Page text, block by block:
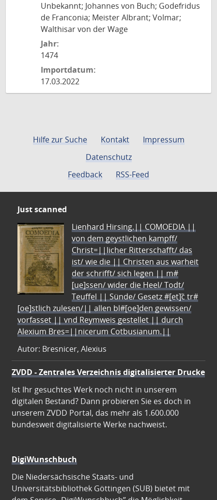
Unbekannt; Johannes von Buch; Godefridus
de Franconia; Meister Albrant; Volmar;
Walthisar von der Wage
Jahr:
1474
Importdatum:
17.03.2022
Hilfe zur Suche Kontakt
Impressum
Datenschutz
Feedback
RSS-Feed
Just scanned
Lienhard Hirsing.|| COMOEDIA ||
von dem geystlichen kampff/
Christ=||licher Ritterschafft/ das
ist/ wie die || Christen aus warheit
der schrifft/ sich legen || m#
[ue]ssen/ wider die Heel/ Todt/
Teuffel || Sünde/ Gesetz #[et]c̃ tr#
[oe]stlich zulesen/|| allen bl#[oe]den gewissen/
vorfasset || vnd Reymweis gestellet || durch
Alexium Bres=||nicerum Cotbusianum.||
Autor: Bresnicer, Alexius
ZVDD - Zentrales Verzeichnis digitalisierter Drucke
Ist Ihr gesuchtes Werk noch nicht in unserem
digitalen Bestand? Dann probieren Sie es doch in
unserem ZVDD Portal, das mehr als 1.600.000
bundesweit digitalisierte Werke nachweist.
DigiWunschbuch
Die Niedersächsische Staats- und
Universitätsbibliothek Göttingen (SUB) bietet mit